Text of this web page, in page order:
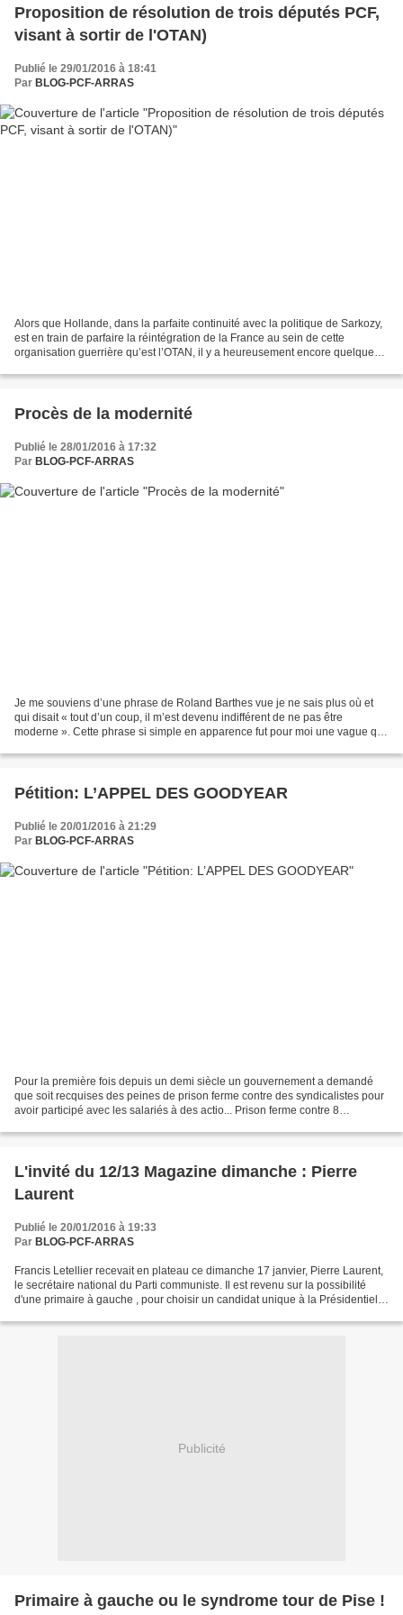
Proposition de résolution de trois députés PCF,
visant à sortir de l'OTAN)
Publié le 29/01/2016 à 18:41
Par BLOG-PCF-ARRAS
Alors que Hollande, dans la parfaite continuité avec la politique de Sarkozy,
est en train de parfaire la réintégration de la France au sein de cette
organisation guerrière qu’est l’OTAN, il y a heureusement encore quelques
Procès de la modernité
Publié le 28/01/2016 à 17:32
Par BLOG-PCF-ARRAS
Je me souviens d’une phrase de Roland Barthes vue je ne sais plus où et
qui disait « tout d’un coup, il m’est devenu indifférent de ne pas être
moderne ». Cette phrase si simple en apparence fut pour moi une vague qui
Pétition: L’APPEL DES GOODYEAR
Publié le 20/01/2016 à 21:29
Par BLOG-PCF-ARRAS
Pour la première fois depuis un demi siècle un gouvernement a demandé
que soit recquises des peines de prison ferme contre des syndicalistes pour
avoir participé avec les salariés à des actio... Prison ferme contre 8
L'invité du 12/13 Magazine dimanche : Pierre
Laurent
Publié le 20/01/2016 à 19:33
Par BLOG-PCF-ARRAS
Francis Letellier recevait en plateau ce dimanche 17 janvier, Pierre Laurent,
le secrétaire national du Parti communiste. Il est revenu sur la possibilité
d'une primaire à gauche , pour choisir un candidat unique à la Présidentielle
Publicité
Primaire à gauche ou le syndrome tour de Pise !